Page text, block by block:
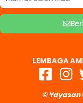
LEMBAGA
© Yayasan